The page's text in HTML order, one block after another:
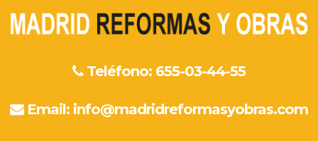
Teléfono: 655-03-44-55
Email: info@madridreformasyobras.com